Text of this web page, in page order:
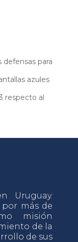
defensas para
azules
respecto al
Uruguay.
más de
misión
de la
de sus